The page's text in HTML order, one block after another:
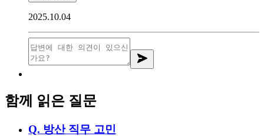
2025.10.04
함께 읽은 질문
Q. 방산 직무 고민